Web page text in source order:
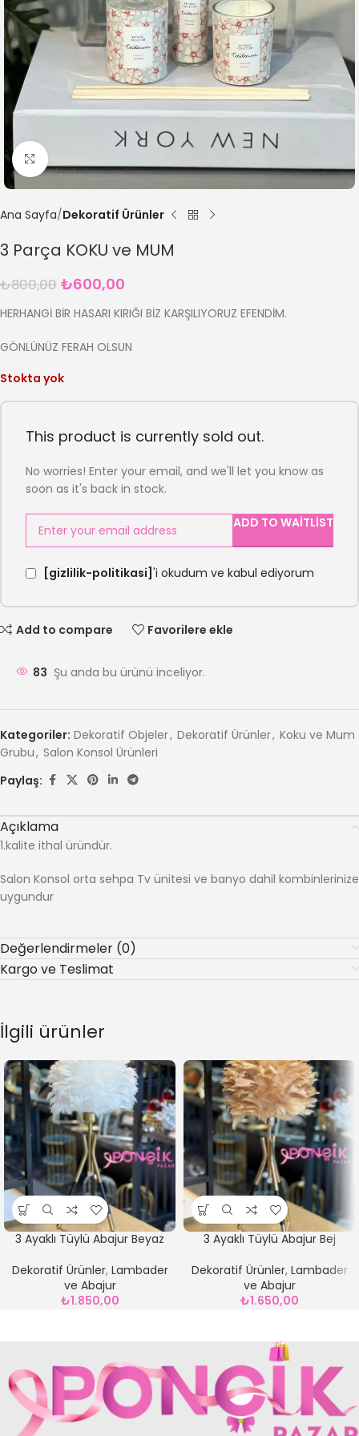
Büyütmek için tıklayın
Ana Sayfa Dekoratif Ürünler
3 Parça KOKU ve MUM
₺800,00 ₺600,00
HERHANGİ BİR HASARI KIRIĞI BİZ KARŞILIYORUZ EFENDİM.
GÖNLÜNÜZ FERAH OLSUN
Stokta yok
This product is currently sold out.
No worries! Enter your email, and we'll let you know as
soon as it's back in stock.
ADD TO WAITLIST
[gizlilik-politikasi] 'i okudum ve kabul ediyorum
Add to compare Favorilere ekle
83 Şu anda bu ürünü inceliyor.
Kategoriler: Dekoratif Objeler, Dekoratif Ürünler, Koku ve Mum
Grubu, Salon Konsol Ürünleri
Paylaş:
Açıklama
1.kalite ithal üründür.
Salon Konsol orta sehpa Tv ünitesi ve banyo dahil kombinlerinize
uygundur
Değerlendirmeler (0)
Kargo ve Teslimat
İlgili ürünler
3 Ayaklı Tüylü Abajur Beyaz
Dekoratif Ürünler, Lambader
ve Abajur
₺1.850,00
3 Ayaklı Tüylü Abajur Bej
Dekoratif Ürünler, Lambader
ve Abajur
₺1.650,00